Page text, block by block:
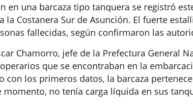
en una barcaza tipo tanquera se registró
la Costanera Sur de Asunción. El fuerte
fallecidas, según confirmaron las
Chamorro, jefe de la Prefectura General
que se encontraban en la
con los primeros datos, la barcaza
momento, no tenía carga líquida en sus